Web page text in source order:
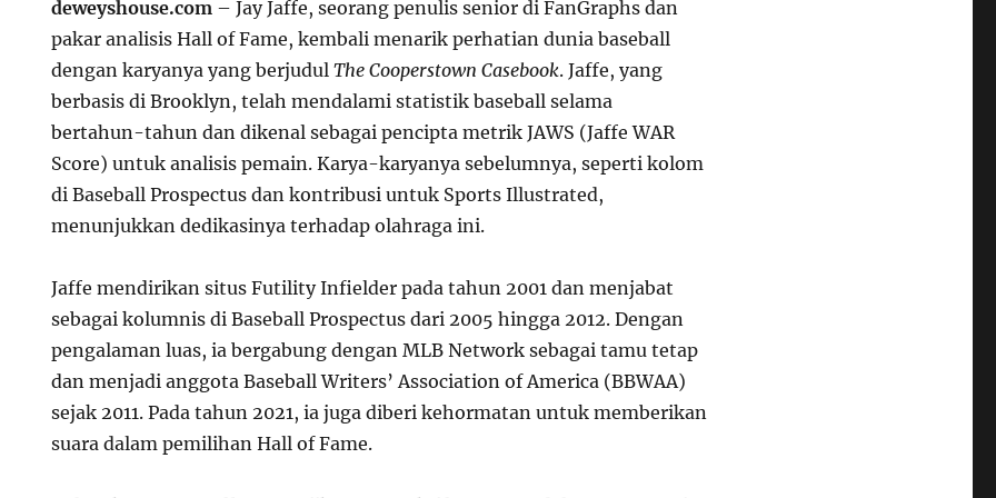
deweyshouse.com – Jay Jaffe, seorang penulis senior di FanGraphs dan
pakar analisis Hall of Fame, kembali menarik perhatian dunia baseball
dengan karyanya yang berjudulThe Cooperstown Casebook. Jaffe, yang
berbasis di Brooklyn, telah mendalami statistik baseball selama
bertahun-tahun dan dikenal sebagai pencipta metrik JAWS (Jaffe WAR
Score) untuk analisis pemain. Karya-karyanya sebelumnya, seperti kolom
di Baseball Prospectus dan kontribusi untuk Sports Illustrated,
menunjukkan dedikasinya terhadap olahraga ini.
Jaffe mendirikan situs Futility Infielder pada tahun 2001 dan menjabat
sebagai kolumnis di Baseball Prospectus dari 2005 hingga 2012. Dengan
pengalaman luas, ia bergabung dengan MLB Network sebagai tamu tetap
dan menjadi anggota Baseball Writers’ Association of America (BBWAA)
sejak 2011. Pada tahun 2021, ia juga diberi kehormatan untuk memberikan
suara dalam pemilihan Hall of Fame.